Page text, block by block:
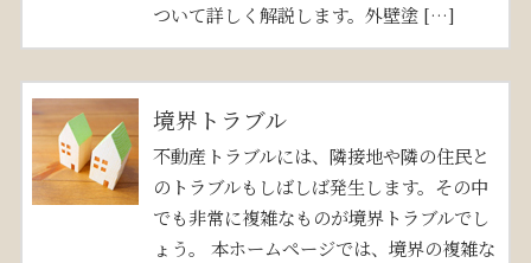
ついて詳しく解説します。外壁塗 […]
境界トラブル
不動産トラブルには、隣接地や隣の住民と
のトラブルもしばしば発生します。その中
でも非常に複雑なものが境界トラブルでし
ょう。 本ホームページでは、境界の複雑な